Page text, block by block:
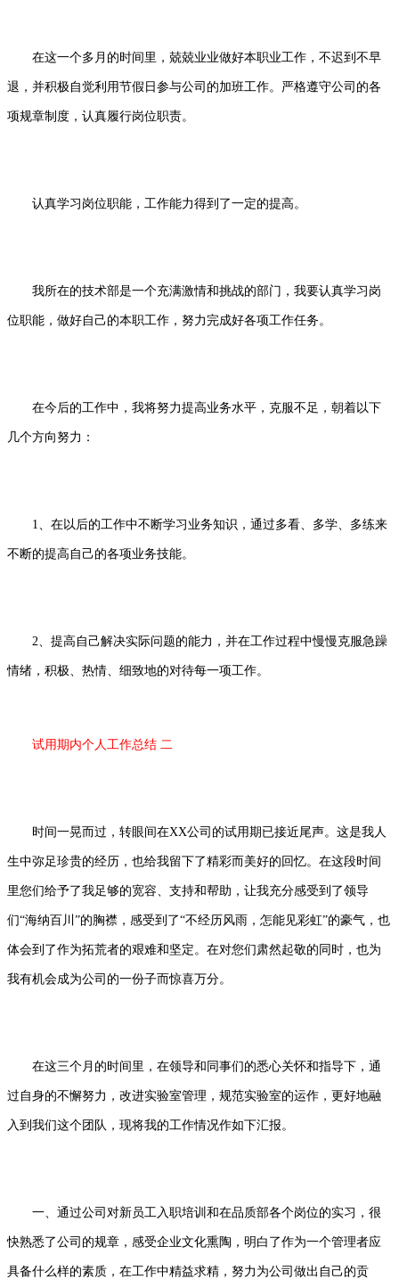
在这一个多月的时间里，兢兢业业做好本职业工作，不迟到不早
退，并积极自觉利用节假日参与公司的加班工作。严格遵守公司的各
项规章制度，认真履行岗位职责。
认真学习岗位职能，工作能力得到了一定的提高。
我所在的技术部是一个充满激情和挑战的部门，我要认真学习岗
位职能，做好自己的本职工作，努力完成好各项工作任务。
在今后的工作中，我将努力提高业务水平，克服不足，朝着以下
几个方向努力：
1、在以后的工作中不断学习业务知识，通过多看、多学、多练来
不断的提高自己的各项业务技能。
2、提高自己解决实际问题的能力，并在工作过程中慢慢克服急躁
情绪，积极、热情、细致地的对待每一项工作。
试用期内个人工作总结 二
时间一晃而过，转眼间在XX公司的试用期已接近尾声。这是我人
生中弥足珍贵的经历，也给我留下了精彩而美好的回忆。在这段时间
里您们给予了我足够的宽容、支持和帮助，让我充分感受到了领导
们“海纳百川”的胸襟，感受到了“不经历风雨，怎能见彩虹”的豪气，也
体会到了作为拓荒者的艰难和坚定。在对您们肃然起敬的同时，也为
我有机会成为公司的一份子而惊喜万分。
在这三个月的时间里，在领导和同事们的悉心关怀和指导下，通
过自身的不懈努力，改进实验室管理，规范实验室的运作，更好地融
入到我们这个团队，现将我的工作情况作如下汇报。
一、通过公司对新员工入职培训和在品质部各个岗位的实习，很
快熟悉了公司的规章，感受企业文化熏陶，明白了作为一个管理者应
具备什么样的素质，在工作中精益求精，努力为公司做出自己的贡